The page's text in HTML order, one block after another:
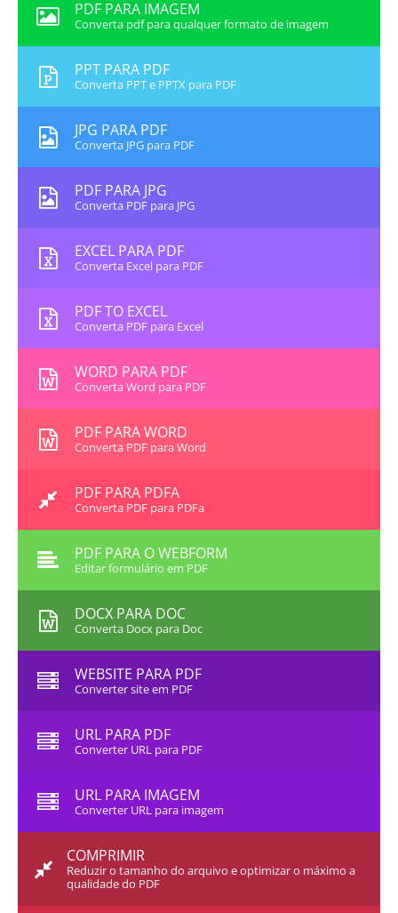
PDF PARA IMAGEM
Converta pdf para qualquer formato de imagem
PPT PARA PDF
Converta PPT e PPTX para PDF
JPG PARA PDF
Converta JPG para PDF
PDF PARA JPG
Converta PDF para JPG
EXCEL PARA PDF
Converta Excel para PDF
PDF TO EXCEL
Converta PDF para Excel
WORD PARA PDF
Converta Word para PDF
PDF PARA WORD
Converta PDF para Word
PDF PARA PDFA
Converta PDF para PDFa
PDF PARA O WEBFORM
Editar formulário em PDF
DOCX PARA DOC
Converta Docx para Doc
WEBSITE PARA PDF
Converter site em PDF
URL PARA PDF
Converter URL para PDF
URL PARA IMAGEM
Converter URL para imagem
COMPRIMIR
Reduzir o tamanho do arquivo e optimizar o máximo a
qualidade do PDF